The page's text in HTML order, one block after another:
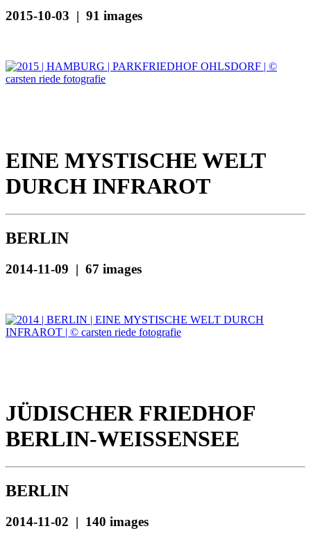
2015-10-03 | 91 images
EINE MYSTISCHE WELT
DURCH INFRAROT
BERLIN
2014-11-09 | 67 images
JÜDISCHER FRIEDHOF
BERLIN-WEISSENSEE
BERLIN
2014-11-02 | 140 images